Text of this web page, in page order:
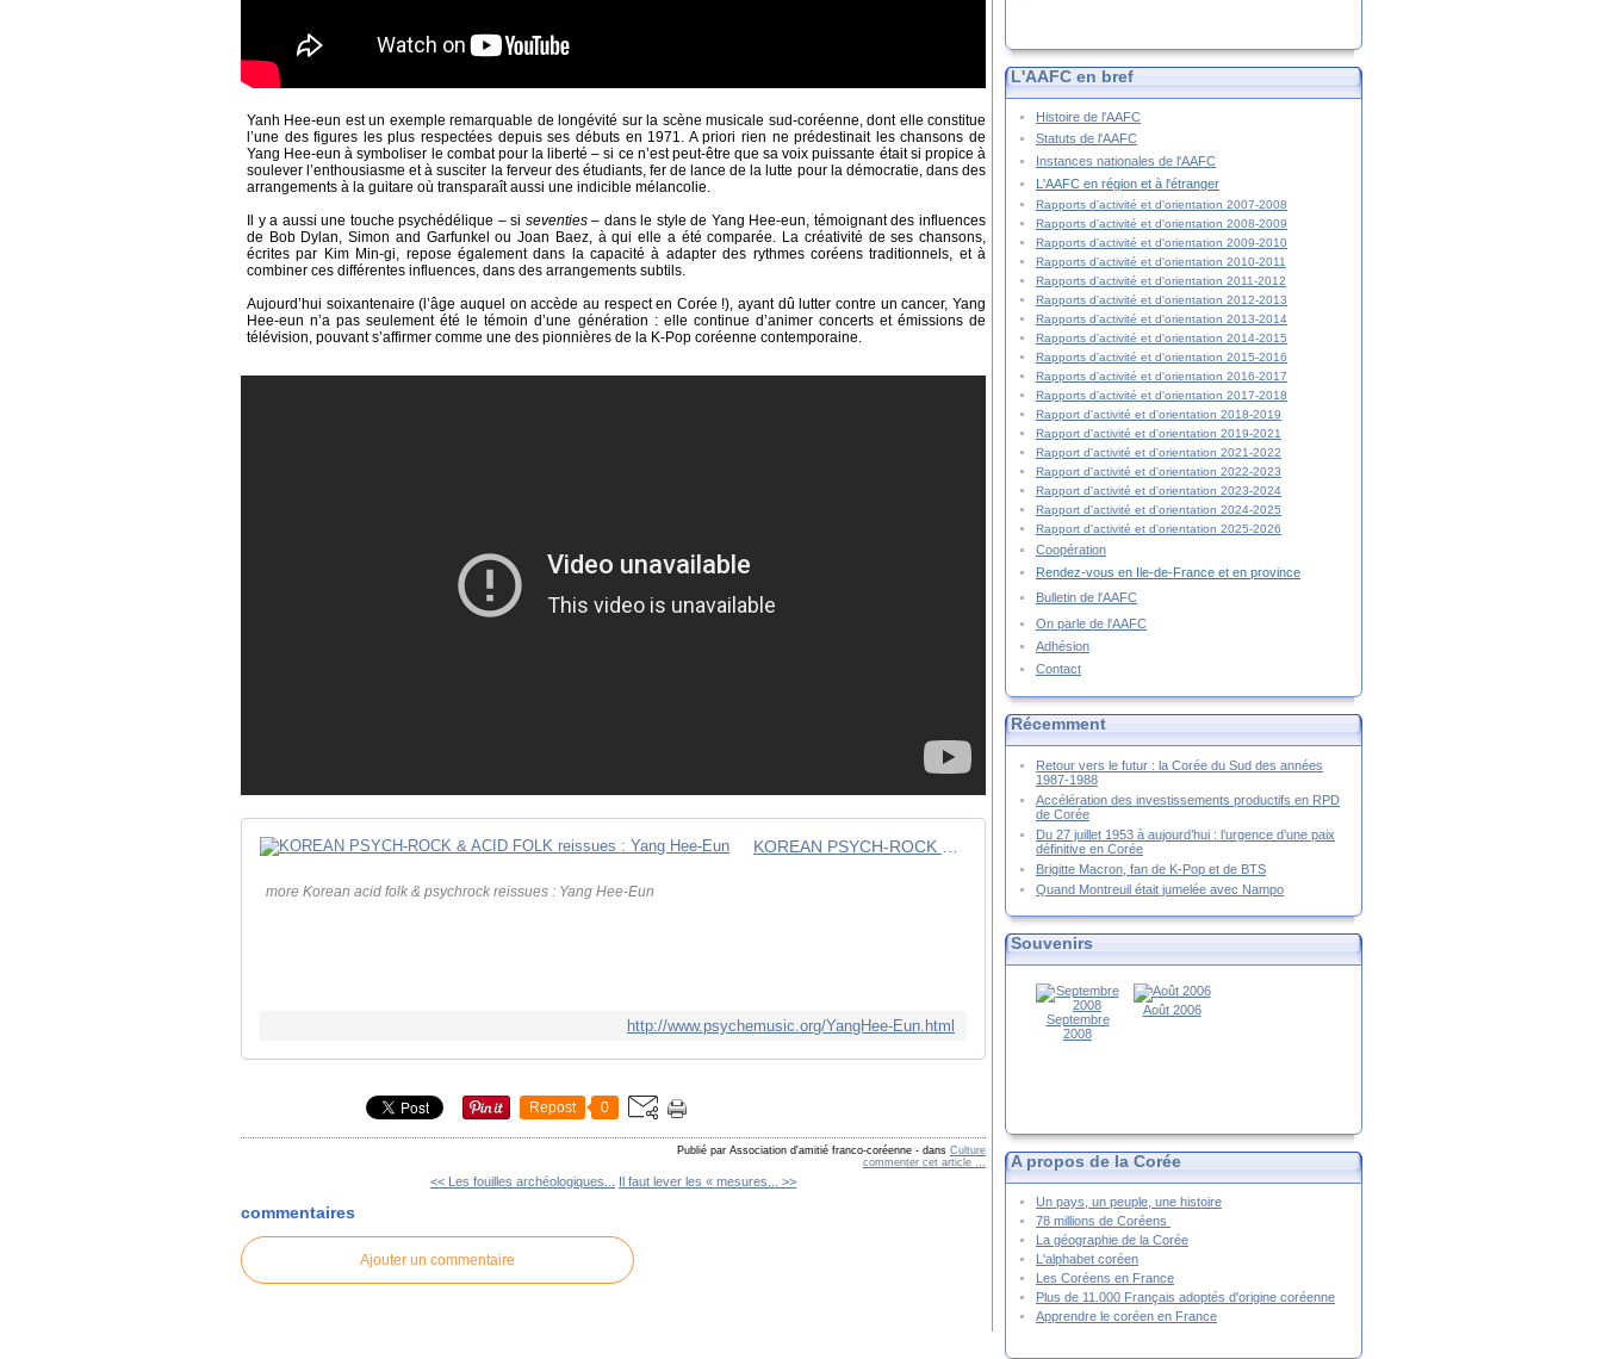
Yanh Hee-eun est un exemple remarquable de longévité sur la scène musicale sud-coréenne, dont elle constitue
l’une des figures les plus respectées depuis ses débuts en 1971. A priori rien ne prédestinait les chansons de
Yang Hee-eun à symboliser le combat pour la liberté – si ce n’est peut-être que sa voix puissante était si propice à
soulever l’enthousiasme et à susciter la ferveur des étudiants, fer de lance de la lutte pour la démocratie, dans des
arrangements à la guitare où transparaît aussi une indicible mélancolie.
Il y a aussi une touche psychédélique – si seventies– dans le style de Yang Hee-eun, témoignant des influences
de Bob Dylan, Simon and Garfunkel ou Joan Baez, à qui elle a été comparée. La créativité de ses chansons,
écrites par Kim Min-gi, repose également dans la capacité à adapter des rythmes coréens traditionnels, et à
combiner ces différentes influences, dans des arrangements subtils.
Aujourd’hui soixantenaire (l’âge auquel on accède au respect en Corée !), ayant dû lutter contre un cancer, Yang
Hee-eun n’a pas seulement été le témoin d’une génération : elle continue d’animer concerts et émissions de
télévision, pouvant s’affirmer comme une des pionnières de la K-Pop coréenne contemporaine.
KOREAN PSYCH-ROCK & ACID FOLK reissues : Yang Hee-Eun
more Korean acid folk & psychrock reissues : Yang Hee-Eun
http://www.psychemusic.org/YangHee-Eun.html
Repost 0
Publié par Association d'amitié franco-coréenne - dans Culture
commenter cet article …
<< Les fouilles archéologiques... Il faut lever les « mesures... >>
commentaires
Ajouter un commentaire
L'AAFC en bref
Histoire de l'AAFC
Statuts de l'AAFC
Instances nationales de l'AAFC
L'AAFC en région et à l'étranger
Rapports d'activité et d'orientation 2007-2008
Rapports d'activité et d'orientation 2008-2009
Rapports d'activité et d'orientation 2009-2010
Rapports d'activité et d'orientation 2010-2011
Rapports d'activité et d'orientation 2011-2012
Rapports d'activité et d'orientation 2012-2013
Rapports d'activité et d'orientation 2013-2014
Rapports d'activité et d'orientation 2014-2015
Rapports d'activité et d'orientation 2015-2016
Rapports d'activité et d'orientation 2016-2017
Rapports d'activité et d'orientation 2017-2018
Rapport d'activité et d'orientation 2018-2019
Rapport d'activité et d'orientation 2019-2021
Rapport d'activité et d'orientation 2021-2022
Rapport d'activité et d'orientation 2022-2023
Rapport d'activité et d'orientation 2023-2024
Rapport d'activité et d'orientation 2024-2025
Rapport d'activité et d'orientation 2025-2026
Coopération
Rendez-vous en Ile-de-France et en province
Bulletin de l'AAFC
On parle de l'AAFC
Adhésion
Contact
Récemment
Retour vers le futur : la Corée du Sud des années
1987-1988
Accélération des investissements productifs en RPD
de Corée
Du 27 juillet 1953 à aujourd’hui : l’urgence d’une paix
définitive en Corée
Brigitte Macron, fan de K-Pop et de BTS
Quand Montreuil était jumelée avec Nampo
Souvenirs
Septembre
2008
Août 2006
A propos de la Corée
Un pays, un peuple, une histoire
78 millions de Coréens
La géographie de la Corée
L'alphabet coréen
Les Coréens en France
Plus de 11.000 Français adoptés d'origine coréenne
Apprendre le coréen en France